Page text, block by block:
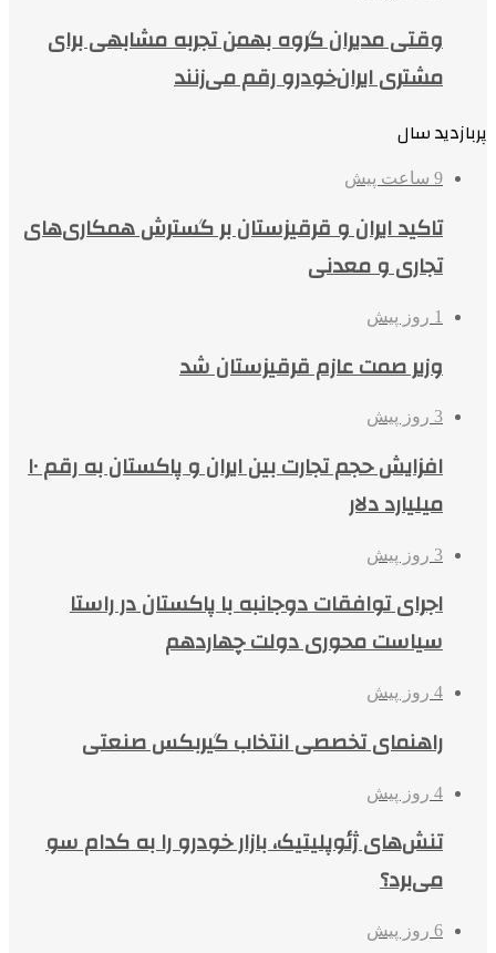
وقتی مدیران گروه بهمن تجربه مشابهی برای
مشتری ایران‌خودرو رقم می‌زنند
پربازدید سال
9 ساعت پیش
تاکید ایران و قرقیزستان بر گسترش همکاری‌های
تجاری و معدنی
1 روز پیش
وزیر صمت عازم قرقیزستان شد
3 روز پیش
افزایش حجم تجارت بین ایران و پاکستان به رقم ۱۰
میلیارد دلار
3 روز پیش
اجرای توافقات دوجانبه با پاکستان در راستا
سیاست محوری دولت چهاردهم
4 روز پیش
راهنمای تخصصی انتخاب گیربکس صنعتی
4 روز پیش
تنش‌های ژئوپلیتیک، بازار خودرو را به کدام سو
می‌برد؟
6 روز پیش